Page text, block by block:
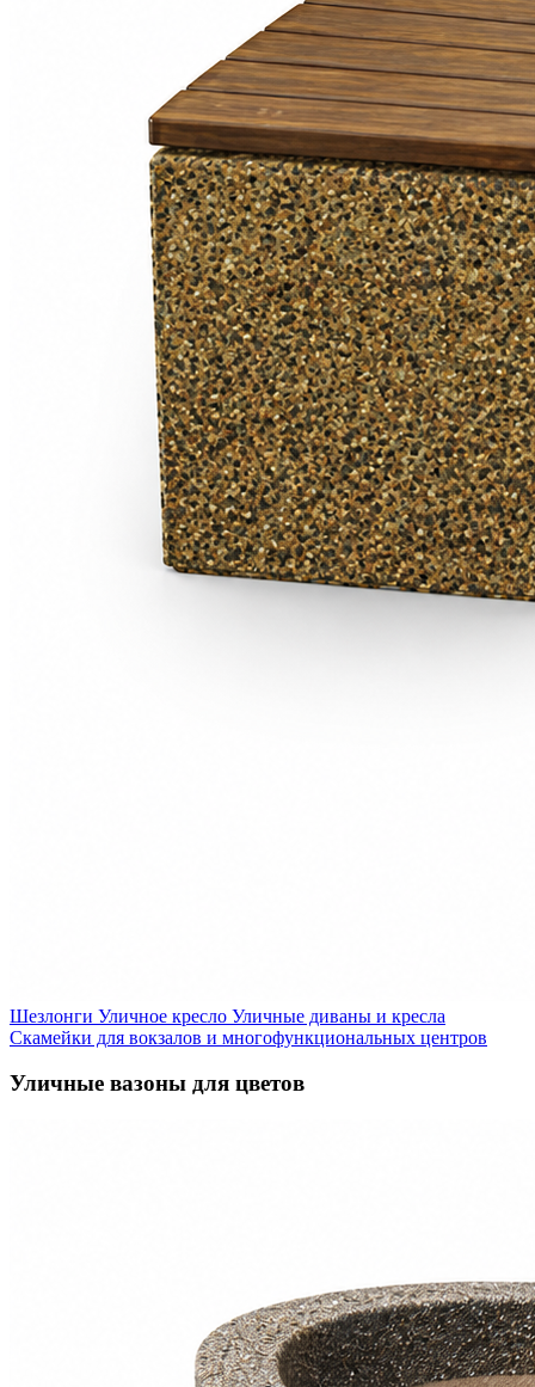
Шезлонги Уличное кресло Уличные диваны и кресла
Скамейки для вокзалов и многофункциональных центров
Уличные вазоны для цветов